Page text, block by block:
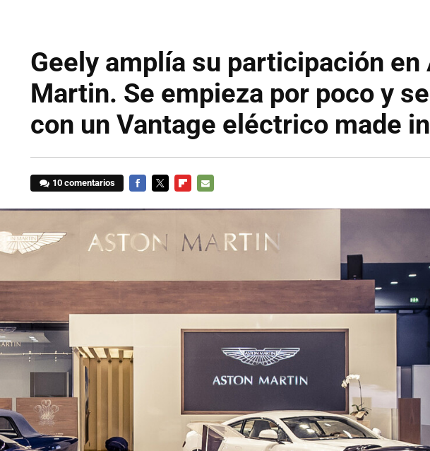
Geely amplía su participación en
Martin. Se empieza por poco y
con un Vantage eléctrico made
10 comentarios